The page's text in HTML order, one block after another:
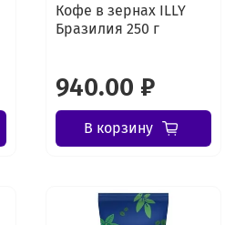
Кофе в зернах ILLY
Бразилия 250 г
940.00 ₽
В корзину